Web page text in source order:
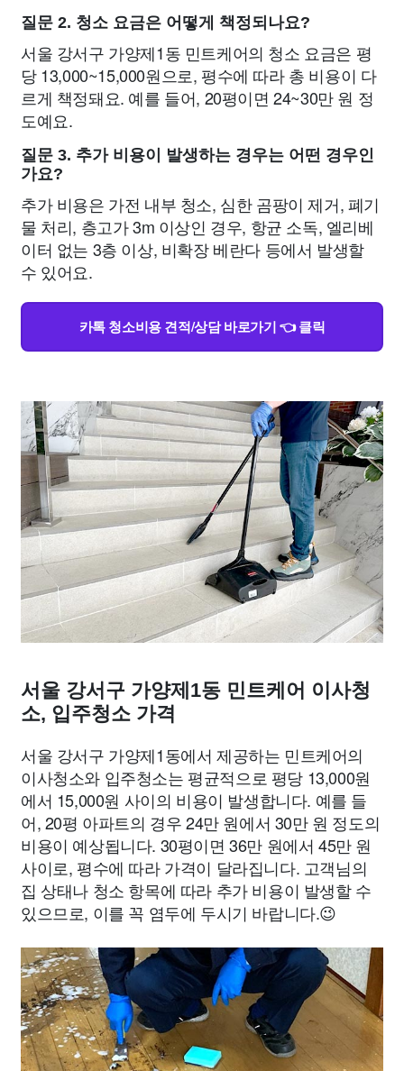
질문 2. 청소 요금은 어떻게 책정되나요?
서울 강서구 가양제1동 민트케어의 청소 요금은 평
당 13,000~15,000원으로, 평수에 따라 총 비용이 다
르게 책정돼요. 예를 들어, 20평이면 24~30만 원 정
도예요.
질문 3. 추가 비용이 발생하는 경우는 어떤 경우인
가요?
추가 비용은 가전 내부 청소, 심한 곰팡이 제거, 폐기
물 처리, 층고가 3m 이상인 경우, 항균 소독, 엘리베
이터 없는 3층 이상, 비확장 베란다 등에서 발생할
수 있어요.
카톡 청소비용 견적/상담 바로가기 👈 클릭
서울 강서구 가양제1동 민트케어 이사청
소, 입주청소 가격
서울 강서구 가양제1동에서 제공하는 민트케어의
이사청소와 입주청소는 평균적으로 평당 13,000원
에서 15,000원 사이의 비용이 발생합니다. 예를 들
어, 20평 아파트의 경우 24만 원에서 30만 원 정도의
비용이 예상됩니다. 30평이면 36만 원에서 45만 원
사이로, 평수에 따라 가격이 달라집니다. 고객님의
집 상태나 청소 항목에 따라 추가 비용이 발생할 수
있으므로, 이를 꼭 염두에 두시기 바랍니다.😉